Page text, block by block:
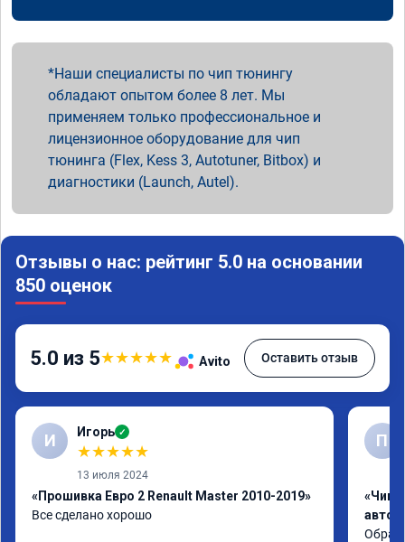
Наши специалисты по чип тюнингу
обладают опытом более 8 лет. Мы
применяем только профессиональное и
лицензионное оборудование для чип
тюнинга (Flex, Kess 3, Autotuner, Bitbox) и
диагностики (Launch, Autel).
Отзывы о нас: рейтинг 5.0 на основании
850 оценок
5.0 из 5★★★★★ Avito Оставить отзыв
И Игорь ✓
★★★★★
13 июля 2024
«Прошивка Евро 2 Renault Master 2010-2019»
Все сделано хорошо
П
«Чип